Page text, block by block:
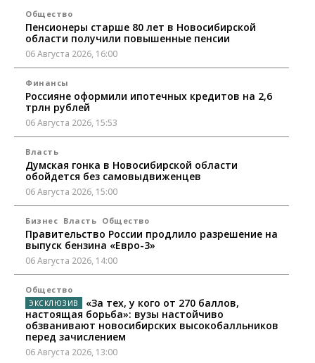
Общество
Пенсионеры старше 80 лет в Новосибирской
области получили повышенные пенсии
06 Августа 2026, 16:00
Финансы
Россияне оформили ипотечных кредитов на 2,6
трлн рублей
06 Августа 2026, 15:53
Власть
Думская гонка в Новосибирской области
обойдется без самовыдвиженцев
06 Августа 2026, 15:00
Бизнес Власть Общество
Правительство России продлило разрешение на
выпуск бензина «Евро-3»
06 Августа 2026, 14:00
Общество
«За тех, у кого от 270 баллов,
настоящая борьба»: вузы настойчиво
обзванивают новосибирских высокобалльников
перед зачислением
06 Августа 2026, 13:00